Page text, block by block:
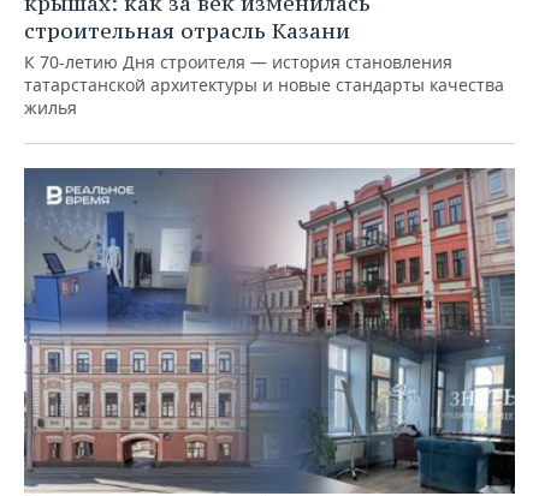
строительная отрасль Казани
К 70-летию Дня строителя — история становления
татарстанской архитектуры и новые стандарты качества
жилья